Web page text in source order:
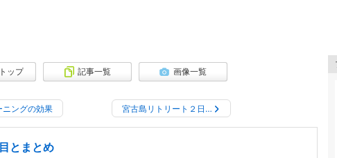
ップ 記事一覧 画像一覧
ニングの効果 宮古島リトリート２日…
とまとめ